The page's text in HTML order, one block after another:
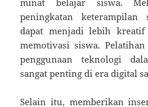
peningkatan keterampilan
dapat menjadi lebih kreatif
memotivasi siswa.
penggunaan teknologi
sangat penting di era digital
Selain itu, memberikan